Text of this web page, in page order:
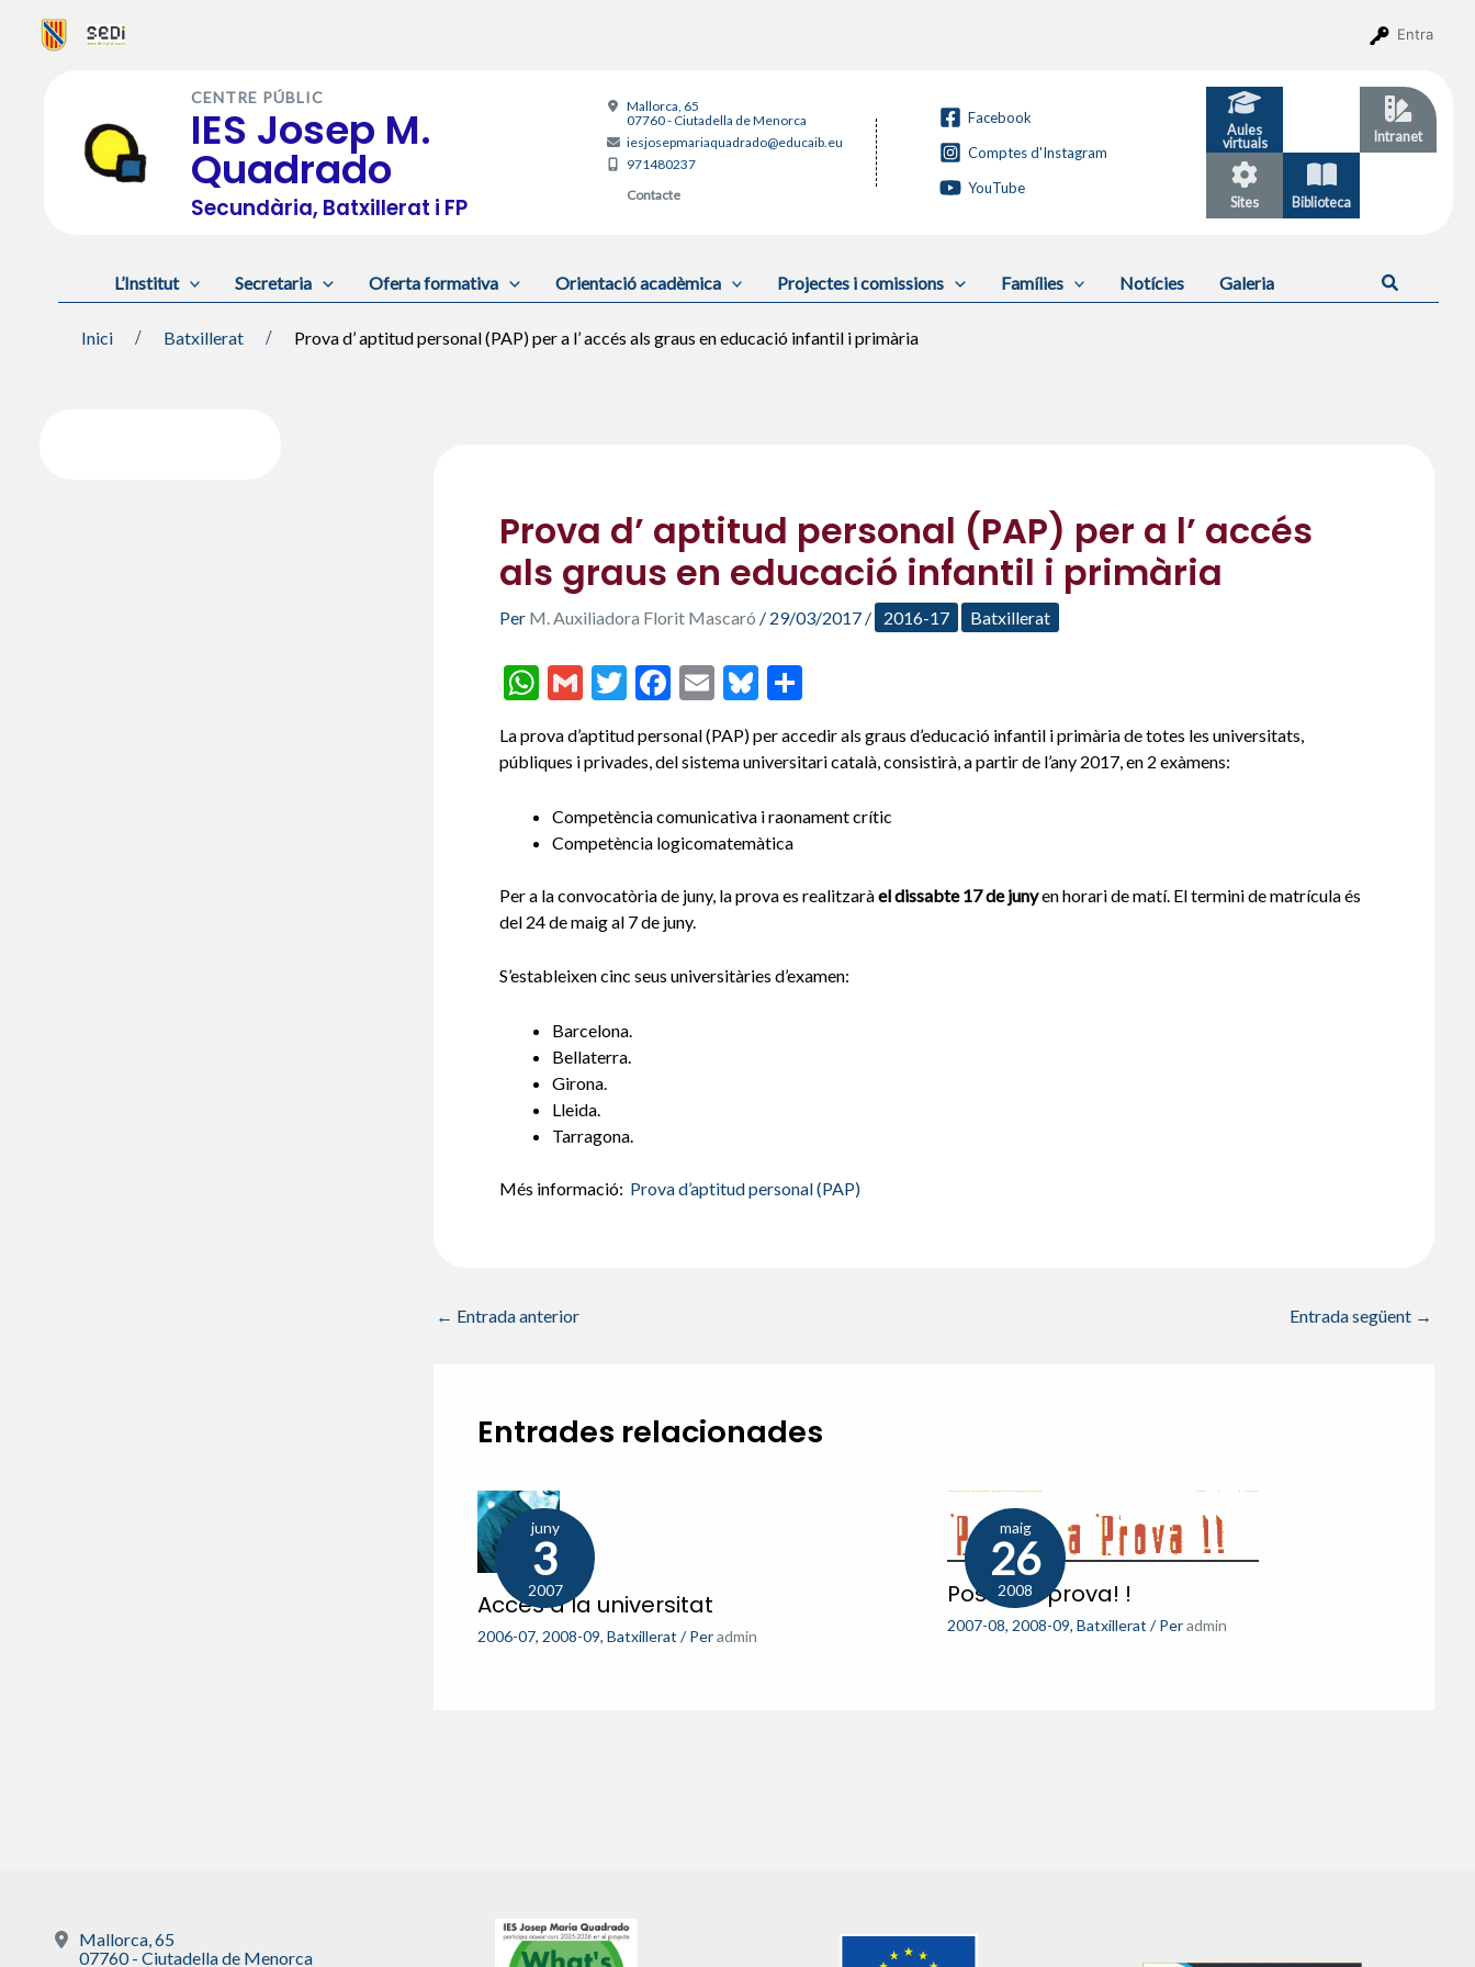
Entra
CENTRE PÚBLIC
IES Josep M.
Quadrado
Secundària, Batxillerat i FP
Mallorca, 65
07760 - Ciutadella de Menorca
iesjosepmariaquadrado@educaib.eu
971480237
Contacte
Facebook
Comptes d'Instagram
YouTube
Aules
virtuals
Intranet
Sites Biblioteca
L’Institut Secretaria Oferta formativa Orientació acadèmica Projectes i comissions Famílies Notícies Galeria Cerca
Inici Batxillerat Prova d’ aptitud personal (PAP) per a l’ accés als graus en educació infantil i primària
Prova d’ aptitud personal (PAP) per a l’ accés
als graus en educació infantil i primària
Per M. Auxiliadora Florit Mascaró / 29/03/2017 / 2016-17 Batxillerat
W
at
A
p
p
G
ai
T
itt
F
e
o
o
k
E
ai
Bl
es
C
m
ar
ix
La prova d’aptitud personal (PAP) per accedir als graus d’educació infantil i primària de totes les universitats,
públiques i privades, del sistema universitari català, consistirà, a partir de l’any 2017, en 2 exàmens:
Competència comunicativa i raonament crític
Competència logicomatemàtica
Per a la convocatòria de juny, la prova es realitzaràel dissabte 17 de junyen horari de matí. El termini de matrícula és
del 24 de maig al 7 de juny.
S’estableixen cinc seus universitàries d’examen:
Barcelona.
Bellaterra.
Girona.
Lleida.
Tarragona.
Més informació: Prova d’aptitud personal (PAP)
← Entrada anterior Entrada següent →
Entrades relacionades
juny
3
2007
Accés a la universitat
2006-07, 2008-09, Batxillerat / Peradmin
maig
26
2008
Posa’ t a prova! !
2007-08, 2008-09,Batxillerat / Per admin
Mallorca, 65
07760 - Ciutadella de Menorca